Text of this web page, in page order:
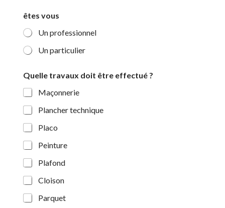
êtes vous
Un professionnel
Un particulier
h
a
n
t
i
e
r
p
e
t
t
Quelle travaux doit être effectué ?
Maçonnerie
Plancher technique
Placo
Peinture
Plafond
Cloison
Parquet